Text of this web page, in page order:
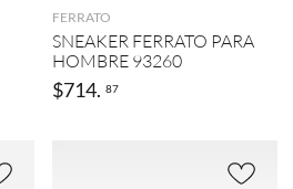
FERRATO
SNEAKER FERRATO PARA
HOMBRE 93260
$714. 87